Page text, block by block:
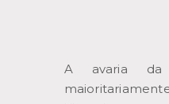
A avaria da